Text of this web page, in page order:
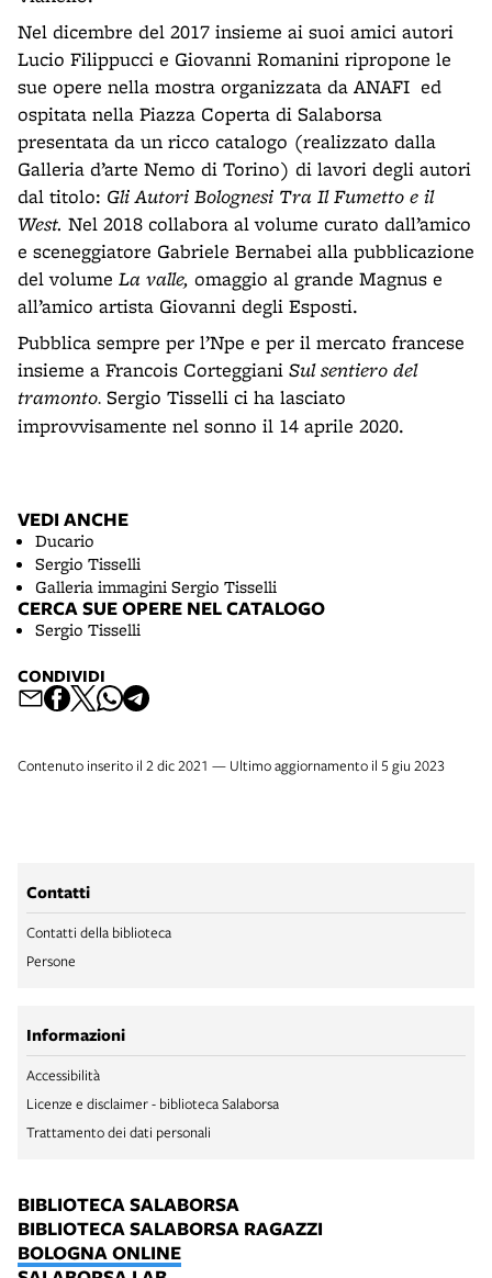
Nel dicembre del 2017 insieme ai suoi amici autori
Lucio Filippucci e Giovanni Romanini ripropone le
sue opere nella mostra organizzata da ANAFI ed
ospitata nella Piazza Coperta di Salaborsa
presentata da un ricco catalogo (realizzato dalla
Galleria d’arte Nemo di Torino) di lavori degli autori
dal titolo: Gli Autori Bolognesi Tra Il Fumetto e il
West. Nel 2018 collabora al volume curato dall’amico
e sceneggiatore Gabriele Bernabei alla pubblicazione
del volume La valle, omaggio al grande Magnus e
all’amico artista Giovanni degli Esposti.
Pubblica sempre per l’Npe e per il mercato francese
insieme a Francois Corteggiani Sul sentiero del
tramonto. Sergio Tisselli ci ha lasciato
improvvisamente nel sonno il 14 aprile 2020.
VEDI ANCHE
Ducario
Sergio Tisselli
Galleria immagini Sergio Tisselli
CERCA SUE OPERE NEL CATALOGO
Sergio Tisselli
CONDIVIDI
Contenuto inserito il 2 dic 2021 — Ultimo aggiornamento il 5 giu 2023
Contatti
Contatti della biblioteca
Persone
Informazioni
Accessibilità
Licenze e disclaimer - biblioteca Salaborsa
Trattamento dei dati personali
BIBLIOTECA SALABORSA
BIBLIOTECA SALABORSA RAGAZZI
BOLOGNA ONLINE